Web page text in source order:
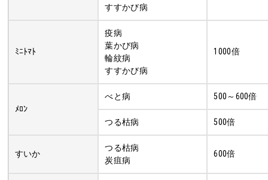
すすかび病
ﾐﾆﾄﾏﾄ
疫病
葉かび病
輪紋病
すすかび病
1000倍
ﾒﾛﾝ
べと病 500～600倍
つる枯病 500倍
すいか
つる枯病
炭疽病
600倍